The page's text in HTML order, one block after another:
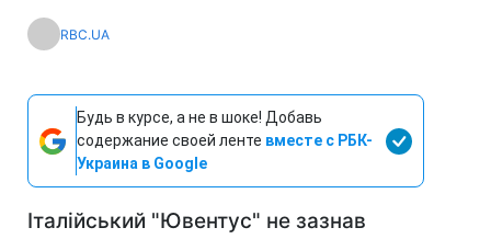
RBC.UA
Будь в курсе, а не в шоке! Добавь
содержание своей ленте вместе с РБК-
Украина в Google
Італійський "Ювентус" не зазнав